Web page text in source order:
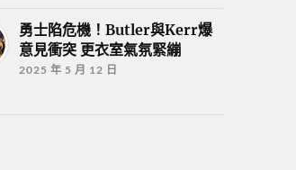
勇士陷危機！Butler與Kerr爆
意見衝突 更衣室氣氛緊繃
2025 年 5 月 12 日